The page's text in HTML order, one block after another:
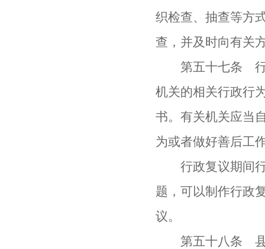
织检查、抽查等方
查，并及时向有关
第五十七条 行政
机关的相关行政行
书。有关机关应当
为或者做好善后工
行政复议期间行
题，可以制作行政
议。
第五十八条 县级